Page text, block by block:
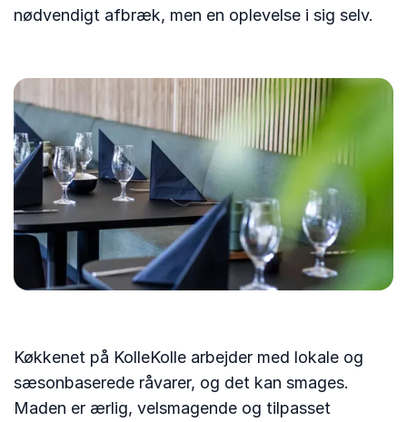
nødvendigt afbræk, men en oplevelse i sig selv.
Køkkenet på KolleKolle arbejder med lokale og
sæsonbaserede råvarer, og det kan smages.
Maden er ærlig, velsmagende og tilpasset